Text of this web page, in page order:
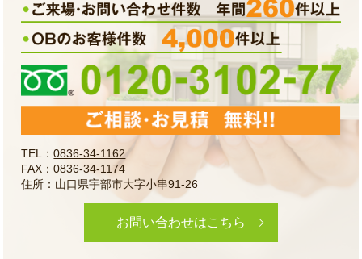
TEL：0836-34-1162
FAX：0836-34-1174
住所：山口県宇部市大字小串91-26
お問い合わせはこちら